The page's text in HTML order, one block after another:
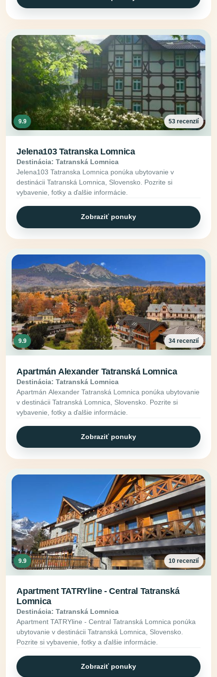
9.9 53 recenzií
Jelena103 Tatranska Lomnica
Destinácia: Tatranská Lomnica
Jelena103 Tatranska Lomnica ponúka ubytovanie v
destinácii Tatranská Lomnica, Slovensko. Pozrite si
vybavenie, fotky a ďalšie informácie.
Zobraziť ponuky
9.9 34 recenzií
Apartmán Alexander Tatranská Lomnica
Destinácia: Tatranská Lomnica
Apartmán Alexander Tatranská Lomnica ponúka ubytovanie
v destinácii Tatranská Lomnica, Slovensko. Pozrite si
vybavenie, fotky a ďalšie informácie.
Zobraziť ponuky
9.9 10 recenzií
Apartment TATRYline - Central Tatranská
Lomnica
Destinácia: Tatranská Lomnica
Apartment TATRYline - Central Tatranská Lomnica ponúka
ubytovanie v destinácii Tatranská Lomnica, Slovensko.
Pozrite si vybavenie, fotky a ďalšie informácie.
Zobraziť ponuky